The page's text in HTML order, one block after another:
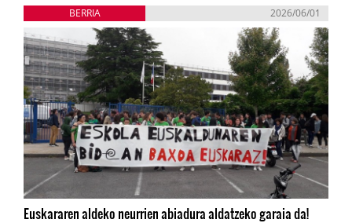
BERRIA 2026/06/01
Euskararen aldeko neurrien abiadura aldatzeko garaia da!